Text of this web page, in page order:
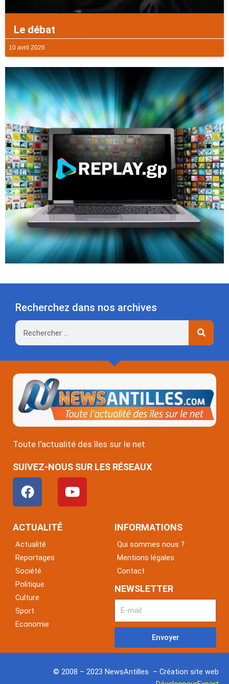
Le débat
10 avril 2026
Recherchez dans nos archives
Rechercher
Toute l’actualité des îles sur le net
SUIVEZ-NOUS SUR LES RÉSEAUX
F
a
c
e
o
o
k
Y
o
u
ACTUALITÉ
Actualité
Reportages
Société
Politique
Culture
Sport
Economie
INFORMATIONS
Qui sommes nous ?
Mentions légales
Contact
NEWSLETTER
Envoyer
© 2008 – 2023 NewsAntilles – Création site web